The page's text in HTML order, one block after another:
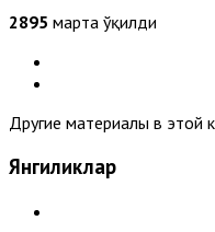
2895 марта ўқилди
Другие материалы в этой
Янгиликлар